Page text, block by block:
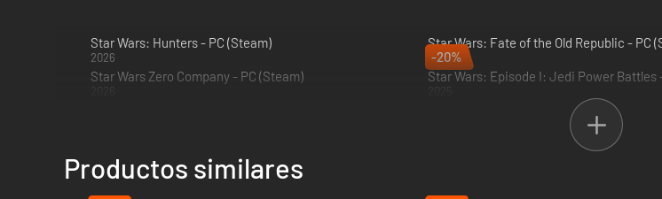
Star Wars: Hunters - PC (Steam)
2026
Star Wars: Fate of the Old Republic - PC
2026
Star Wars Zero Company - PC (Steam)
-20%
Productos similares